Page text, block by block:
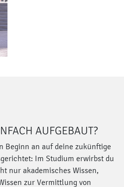
AUFGEBAUT?
Beginn an auf deine zukünftige
Im Studium erwirbst du
nur akademisches Wissen,
zur Vermittlung von